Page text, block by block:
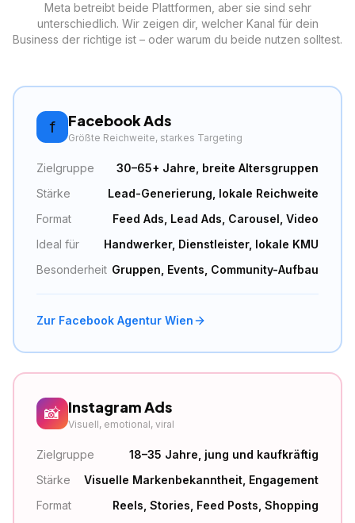
Meta betreibt beide Plattformen, aber sie sind sehr
unterschiedlich. Wir zeigen dir, welcher Kanal für dein
Business der richtige ist – oder warum du beide nutzen solltest.
f Facebook Ads
Größte Reichweite, starkes Targeting
Zielgruppe
30–65+ Jahre, breite Altersgruppen
Stärke
Lead-Generierung, lokale Reichweite
Format
Feed Ads, Lead Ads, Carousel, Video
Ideal für
Handwerker, Dienstleister, lokale KMU
Besonderheit Gruppen, Events, Community-Aufbau
Zur Facebook Agentur Wien
📸 Instagram Ads
Visuell, emotional, viral
Zielgruppe
18–35 Jahre, jung und kaufkräftig
Stärke
Visuelle Markenbekanntheit, Engagement
Format
Reels, Stories, Feed Posts, Shopping